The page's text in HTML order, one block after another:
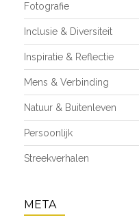
Fotografie
Inclusie & Diversiteit
Inspiratie & Reflectie
Mens & Verbinding
Natuur & Buitenleven
Persoonlijk
Streekverhalen
META